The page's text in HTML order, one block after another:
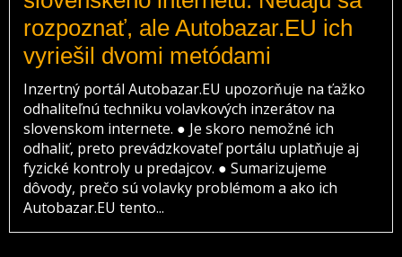
rozpoznať, ale Autobazar.EU ich
vyriešil dvomi metódami
Inzertný portál Autobazar.EU upozorňuje na ťažko
odhaliteľnú techniku volavkových inzerátov na
slovenskom internete. ● Je skoro nemožné ich
odhaliť, preto prevádzkovateľ portálu uplatňuje aj
fyzické kontroly u predajcov. ● Sumarizujeme
dôvody, prečo sú volavky problémom a ako ich
Autobazar.EU tento...